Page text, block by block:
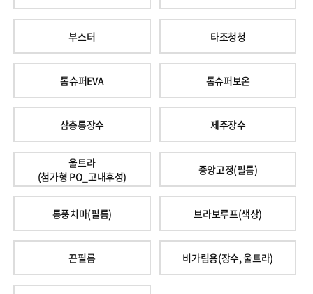
부스터 타조청청
톱슈퍼EVA 톱슈퍼보온
삼층롱장수 제주장수
울트라
(첨가형 PO_고내후성)
중앙고정(필름)
통풍치마(필름) 브라보루프(색상)
끈필름 비가림용(장수, 울트라)